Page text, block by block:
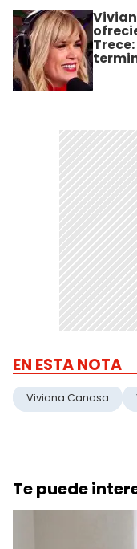
EN ESTA NOTA
Viviana Canosa